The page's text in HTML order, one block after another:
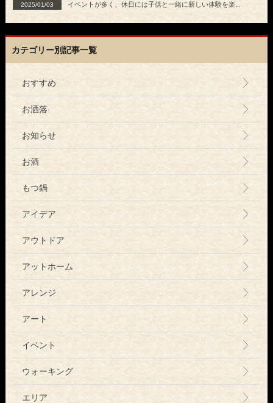
2025/01/03
イベントが多く、休日には子供と一緒に新しい体験を楽...
カテゴリー別記事一覧
おすすめ
お洒落
お知らせ
お酒
もつ鍋
アイデア
アウトドア
アットホーム
アレンジ
アート
イベント
ウォーキング
エリア